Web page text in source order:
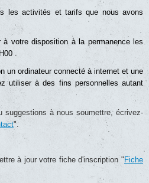
les activités et tarifs que nous avons
votre disposition à la permanence les
.
un ordinateur connecté à internet et une
utiliser à des fins personnelles autant
suggestions à nous soumettre, écrivez-
".
à jour votre fiche d'inscription " Fiche